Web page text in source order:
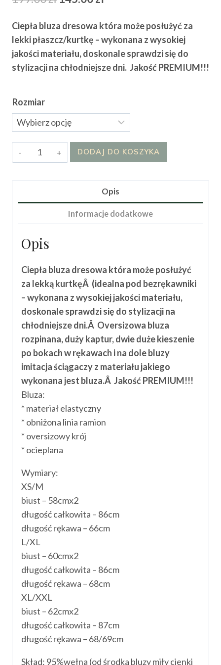
wynosiła:
199.00 zł.
wynosi:
145.00 zł.
Ciepła bluza dresowa która może posłużyć za
lekki płaszcz/kurtkę – wykonana z wysokiej
jakości materiału, doskonale sprawdzi się do
stylizacji na chłodniejsze dni. Jakość PREMIUM!!!
Rozmiar
ilość
Bluza
DODAJ DO KOSZYKA
Opis
Informacje dodatkowe
Opis
Ciepła bluza dresowa która może posłużyć
za lekką kurtkęÂ (idealna pod bezrękawniki
– wykonana z wysokiej jakości materiału,
doskonale sprawdzi się do stylizacji na
chłodniejsze dni.Â Oversizowa bluza
rozpinana, duży kaptur, dwie duże kieszenie
po bokach w rękawach i na dole bluzy
imitacja ściągaczy z materiału jakiego
wykonana jest bluza.Â Jakość PREMIUM!!!
Bluza:
* materiał elastyczny
* obniżona linia ramion
* oversizowy krój
* ocieplana
Wymiary:
XS/M
biust – 58cmx2
długość całkowita – 86cm
długość rękawa – 66cm
L/XL
biust – 60cmx2
długość całkowita – 86cm
długość rękawa – 68cm
XL/XXL
biust – 62cmx2
długość całkowita – 87cm
długość rękawa – 68/69cm
Skład: 95%wełna (od środka bluzy miły cienki